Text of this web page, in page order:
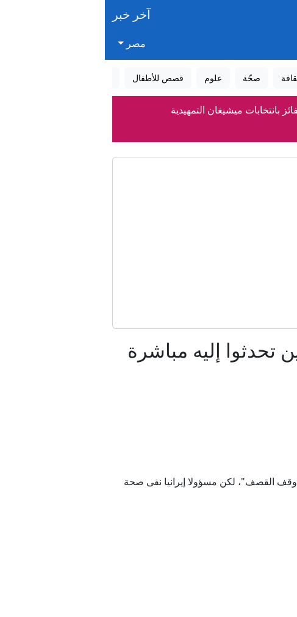
آخر خبر
مصر
صحّة علوم قصص للأطفال
بانتخابات ميشيغان التمهيدية
فى قنا.. صور
الجديد بهرمز
المغرب
والقيمة
تحدثوا إليه مباشرة
القصف"، لكن مسؤولا إيرانيا نفى صحة